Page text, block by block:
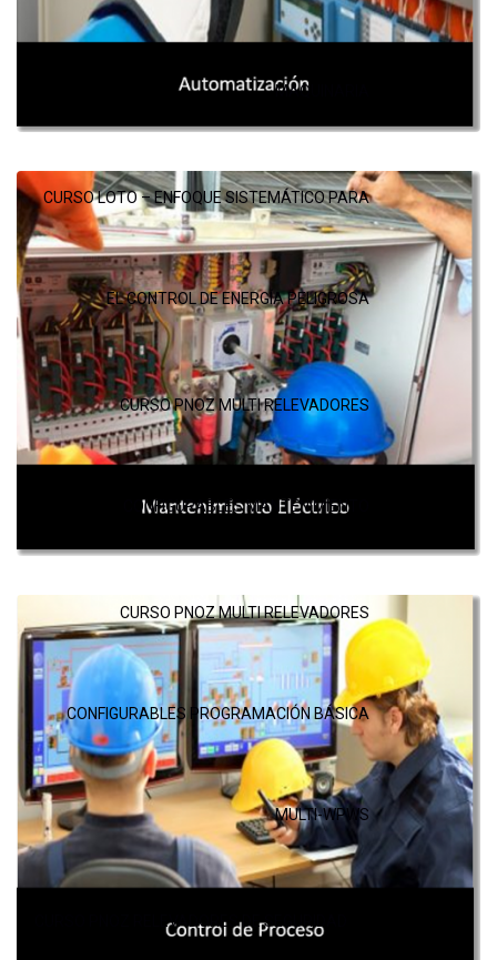
MAQUINARIA
CURSO LOTO – ENFOQUE SISTEMÁTICO PARA
EL CONTROL DE ENERGÍA PELIGROSA
CURSO PNOZ MULTI RELEVADORES
CONFIGURABLES MANTENIMIENTO
CURSO PNOZ MULTI RELEVADORES
CONFIGURABLES PROGRAMACIÓN BÁSICA
MULTI-WPWS
CURSO PNOZ RELEVADORES DE SEGURIDAD